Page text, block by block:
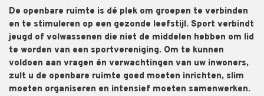
De openbare ruimte is dé plek om groepen te verbinden
en te stimuleren op een gezonde leefstijl. Sport verbindt
jeugd of volwassenen die niet de middelen hebben om lid
te worden van een sportvereniging. Om te kunnen
voldoen aan vragen én verwachtingen van uw inwoners,
zult u de openbare ruimte goed moeten inrichten, slim
moeten organiseren en intensief moeten samenwerken.